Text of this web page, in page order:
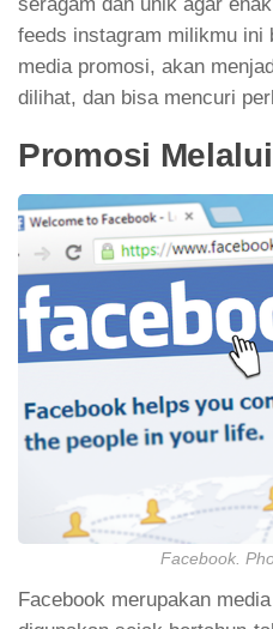
seragam dan unik agar
feeds instagram milikmu ini
media promosi, akan
dilihat, dan bisa mencuri
Promosi
Facebook.
Facebook merupakan